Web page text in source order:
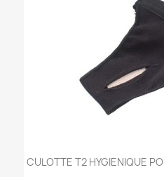
CULOTTE T2 HYGIENIQUE